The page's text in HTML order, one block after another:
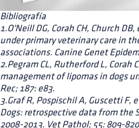
Bibliografía
1.O'Neill DG, Corah CH, Church
under primary veterinary care in
associations. Canine Genet
2.Pegram CL, Rutherford L, Corah
management of lipomas in dogs
Rec; 187: e83.
3.Graf R, Pospischil A, Guscetti F,
Dogs: retrospective data from the
2008-2013. Vet Pathol; 55: 809-